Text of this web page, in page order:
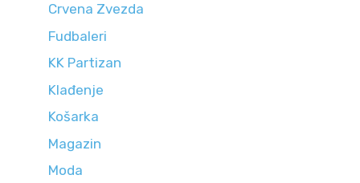
Crvena Zvezda
Fudbaleri
KK Partizan
Klađenje
Košarka
Magazin
Moda